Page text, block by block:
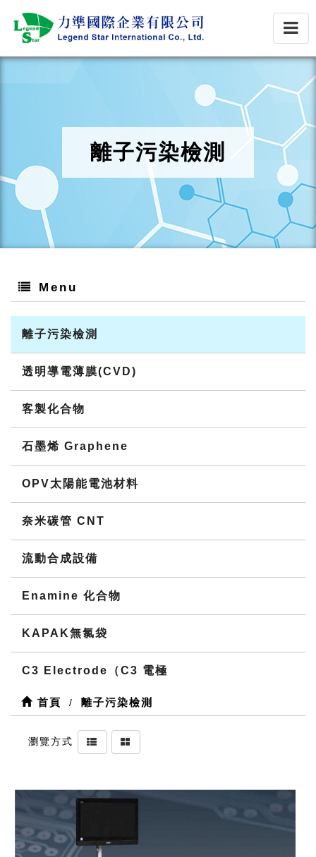
離子污染檢測
Menu
離子污染檢測
透明導電薄膜(CVD)
客製化合物
石墨烯 Graphene
OPV太陽能電池材料
奈米碳管 CNT
流動合成設備
Enamine 化合物
KAPAK無氯袋
C3 Electrode（C3 電極
首頁 離子污染檢測
瀏覽方式